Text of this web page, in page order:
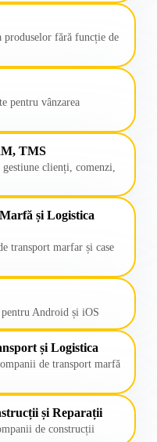
produselor fără funcție de
pentru vânzarea
TMS
clienți, comenzi,
și Logistica
transport marfar și case
Android și iOS
și Logistica
de transport marfă
și Reparații
de construcții